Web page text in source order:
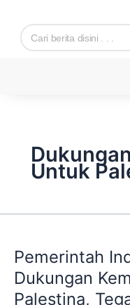
content
Search
Untuk
Pemerintah
Dukungan
Palestina,
Konsultasikan
Dukungan
Kemanusiaan